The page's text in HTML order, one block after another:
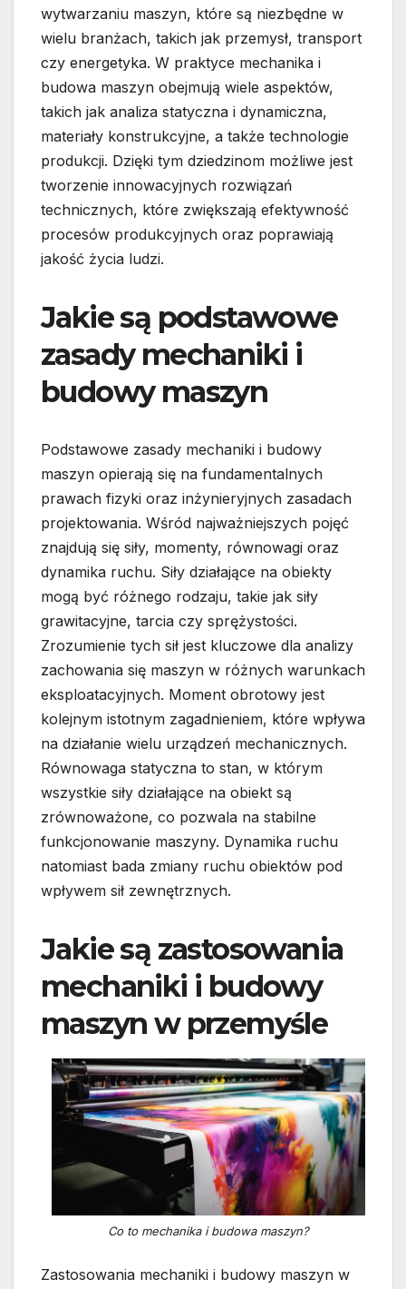
wytwarzaniu maszyn, które są niezbędne w
wielu branżach, takich jak przemysł, transport
czy energetyka. W praktyce mechanika i
budowa maszyn obejmują wiele aspektów,
takich jak analiza statyczna i dynamiczna,
materiały konstrukcyjne, a także technologie
produkcji. Dzięki tym dziedzinom możliwe jest
tworzenie innowacyjnych rozwiązań
technicznych, które zwiększają efektywność
procesów produkcyjnych oraz poprawiają
jakość życia ludzi.
Jakie są podstawowe
zasady mechaniki i
budowy maszyn
Podstawowe zasady mechaniki i budowy
maszyn opierają się na fundamentalnych
prawach fizyki oraz inżynieryjnych zasadach
projektowania. Wśród najważniejszych pojęć
znajdują się siły, momenty, równowagi oraz
dynamika ruchu. Siły działające na obiekty
mogą być różnego rodzaju, takie jak siły
grawitacyjne, tarcia czy sprężystości.
Zrozumienie tych sił jest kluczowe dla analizy
zachowania się maszyn w różnych warunkach
eksploatacyjnych. Moment obrotowy jest
kolejnym istotnym zagadnieniem, które wpływa
na działanie wielu urządzeń mechanicznych.
Równowaga statyczna to stan, w którym
wszystkie siły działające na obiekt są
zrównoważone, co pozwala na stabilne
funkcjonowanie maszyny. Dynamika ruchu
natomiast bada zmiany ruchu obiektów pod
wpływem sił zewnętrznych.
Jakie są zastosowania
mechaniki i budowy
maszyn w przemyśle
Co to mechanika i budowa maszyn?
Zastosowania mechaniki i budowy maszyn w